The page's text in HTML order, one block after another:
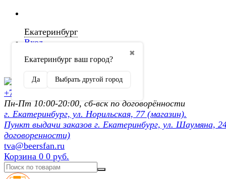
Екатеринбург
✖
Екатеринбург ваш город?
Да Выбрать другой город
Вход
Регистрация
+7 (902) 872-54-70
Пн-Пт 10:00-20:00, сб-вск по договорённости
г. Екатеринбург, ул. Норильская, 77 (магазин).
Пункт выдачи заказов г. Екатеринбург, ул. Шаумяна,
договоренности)
tva@beersfan.ru
Корзина 0 0 руб.